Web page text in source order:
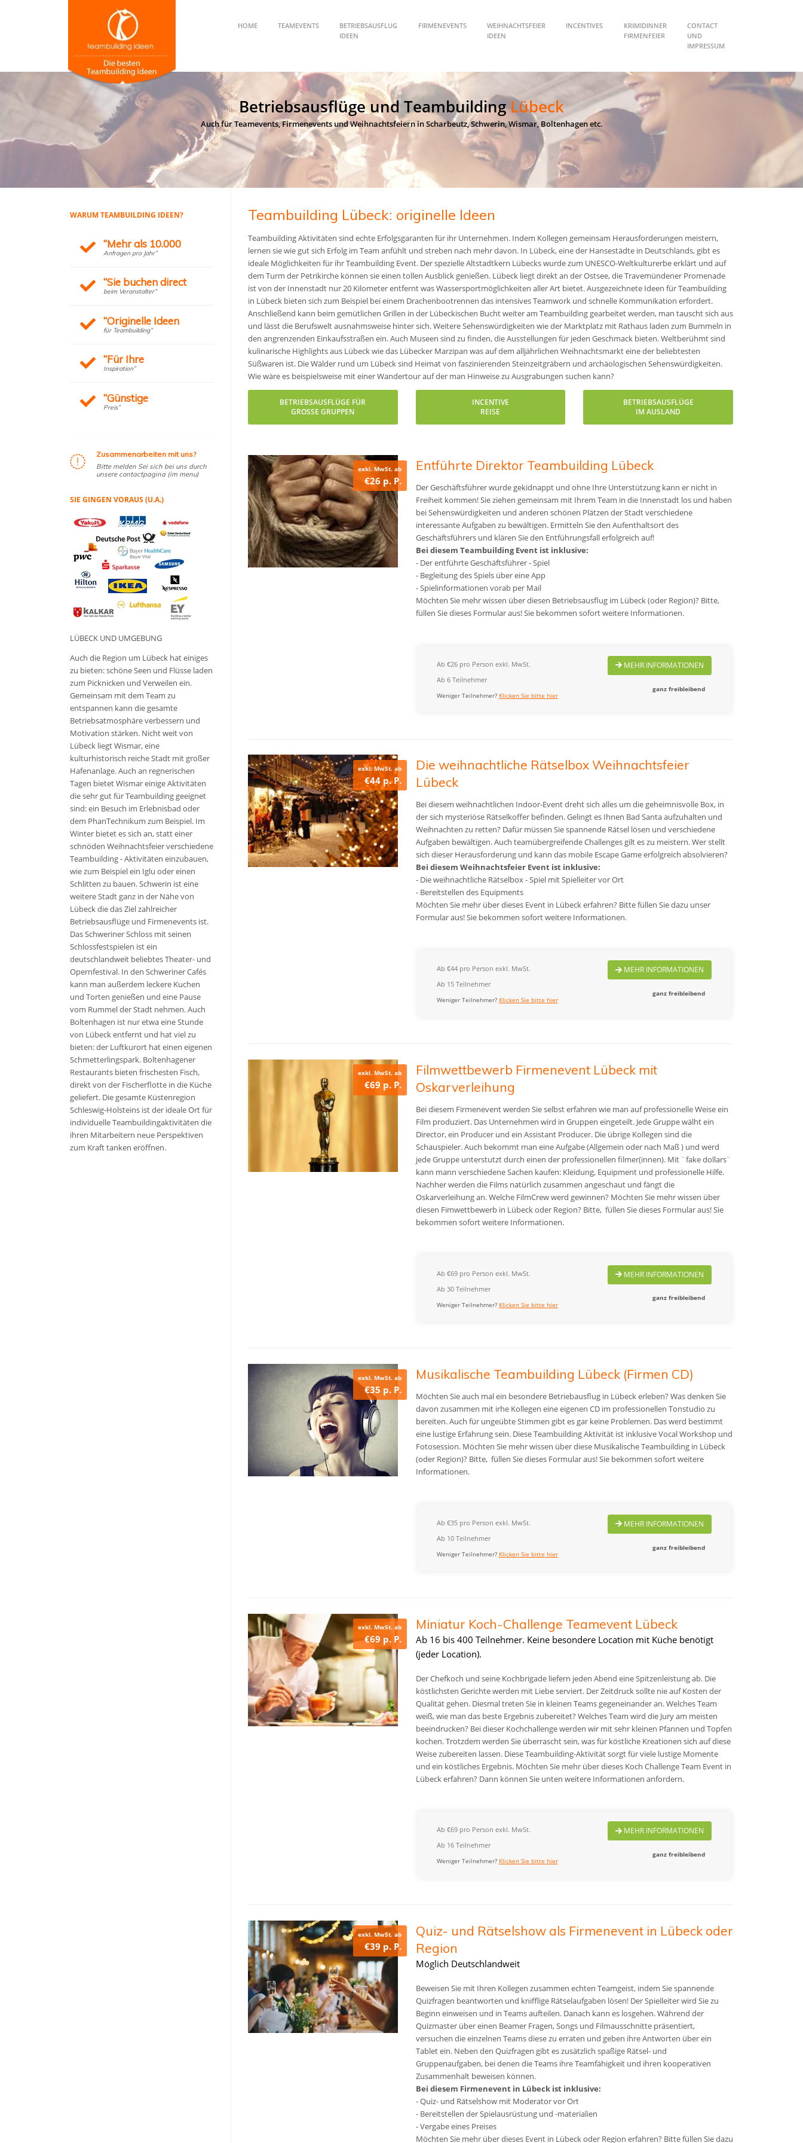
HOME TEAMEVENTS
BETRIEBSAUSFLUG
IDEEN
FIRMENEVENTS
WEIHNACHTSFEIER
IDEEN
INCENTIVES
KRIMIDINNER
FIRMENFEIER
CONTACT
UND
IMPRESSUM
Betriebsausflüge und TeambuildingLübeck
Auch für Teamevents, Firmenevents und Weihnachtsfeiern in Scharbeutz, Schwerin, Wismar, Boltenhagen etc.
Teambuilding Lübeck: originelle Ideen
Teambuilding Aktivitäten sind echte Erfolgsgaranten für ihr Unternehmen. Indem Kollegen gemeinsam Herausforderungen meistern,
lernen sie wie gut sich Erfolg im Team anfühlt und streben nach mehr davon. In Lübeck, eine der Hansestädte in Deutschlands, gibt es
ideale Möglichkeiten für ihr Teambuilding Event. Der spezielle Altstadtkern Lübecks wurde zum UNESCO-Weltkulturerbe erklärt und auf
dem Turm der Petrikirche können sie einen tollen Ausblick genießen. Lübeck liegt direkt an der Ostsee, die Travemündener Promenade
ist von der Innenstadt nur 20 Kilometer entfernt was Wassersportmöglichkeiten aller Art bietet. Ausgezeichnete Ideen für Teambuilding
in Lübeck bieten sich zum Beispiel bei einem Drachenbootrennen das intensives Teamwork und schnelle Kommunikation erfordert.
Anschließend kann beim gemütlichen Grillen in der Lübeckischen Bucht weiter am Teambuilding gearbeitet werden, man tauscht sich aus
und lässt die Berufswelt ausnahmsweise hinter sich. Weitere Sehenswürdigkeiten wie der Marktplatz mit Rathaus laden zum Bummeln in
den angrenzenden Einkaufsstraßen ein. Auch Museen sind zu finden, die Ausstellungen für jeden Geschmack bieten. Weltberühmt sind
kulinarische Highlights aus Lübeck wie das Lübecker Marzipan was auf dem alljährlichen Weihnachtsmarkt eine der beliebtesten
Süßwaren ist. Die Wälder rund um Lübeck sind Heimat von faszinierenden Steinzeitgräbern und archäologischen Sehenswürdigkeiten.
Wie wäre es beispielsweise mit einer Wandertour auf der man Hinweise zu Ausgrabungen suchen kann?
BETRIEBSAUSFLÜGE FÜR
GROSSE GRUPPEN
INCENTIVE
REISE
BETRIEBSAUSFLÜGE
IM AUSLAND
exkl. MwSt. ab
€26 p. P.
Entführte Direktor Teambuilding Lübeck
Der Geschäftsführer wurde gekidnappt und ohne Ihre Unterstützung kann er nicht in
Freiheit kommen! Sie ziehen gemeinsam mit Ihrem Team in die Innenstadt los und haben
bei Sehenswürdigkeiten und anderen schönen Plätzen der Stadt verschiedene
interessante Aufgaben zu bewältigen. Ermitteln Sie den Aufenthaltsort des
Geschäftsführers und klären Sie den Entführungsfall erfolgreich auf!
Bei diesem Teambuilding Event ist inklusive:
- Der entführte Geschäftsführer - Spiel
- Begleitung des Spiels über eine App
- Spielinformationen vorab per Mail
Möchten Sie mehr wissen über diesen Betriebsausflug im Lübeck (oder Region)? Bitte,
füllen Sie dieses Formular aus! Sie bekommen sofort weitere Informationen.
Ab €26 pro Person exkl. MwSt.
Ab 6 Teilnehmer
Weniger Teilnehmer? Klicken Sie bitte hier
MEHR INFORMATIONEN
ganz freibleibend
exkl. MwSt. ab
€44 p. P.
Die weihnachtliche Rätselbox Weihnachtsfeier
Lübeck
Bei diesem weihnachtlichen Indoor-Event dreht sich alles um die geheimnisvolle Box, in
der sich mysteriöse Rätselkoffer befinden. Gelingt es Ihnen Bad Santa aufzuhalten und
Weihnachten zu retten? Dafür müssen Sie spannende Rätsel lösen und verschiedene
Aufgaben bewältigen. Auch teamübergreifende Challenges gilt es zu meistern. Wer stellt
sich dieser Herausforderung und kann das mobile Escape Game erfolgreich absolvieren?
Bei diesem Weihnachtsfeier Event ist inklusive:
- Die weihnachtliche Rätselbox - Spiel mit Spielleiter vor Ort
- Bereitstellen des Equipments
Möchten Sie mehr über dieses Event in Lübeck erfahren? Bitte füllen Sie dazu unser
Formular aus! Sie bekommen sofort weitere Informationen.
Ab €44 pro Person exkl. MwSt.
Ab 15 Teilnehmer
Weniger Teilnehmer? Klicken Sie bitte hier
MEHR INFORMATIONEN
ganz freibleibend
exkl. MwSt. ab
€69 p. P.
Filmwettbewerb Firmenevent Lübeck mit
Oskarverleihung
Bei diesem Firmenevent werden Sie selbst erfahren wie man auf professionelle Weise ein
Film produziert. Das Unternehmen wird in Gruppen eingeteilt. Jede Gruppe wälht ein
Director, ein Producer und ein Assistant Producer. Die übrige Kollegen sind die
Schauspieler. Auch bekommt man eine Aufgabe (Allgemein oder nach Maß ) und werd
jede Gruppe unterstutzt durch einen der professionellen filmer(innen). Mit ¨fake dollars¨
kann mann verschiedene Sachen kaufen: Kleidung, Equipment und professionelle Hilfe.
Nachher werden die Films natürlich zusammen angeschaut und fängt die
Oskarverleihung an. Welche FilmCrew werd gewinnen? Möchten Sie mehr wissen über
diesen Fimwettbewerb in Lübeck oder Region? Bitte, füllen Sie dieses Formular aus! Sie
bekommen sofort weitere Informationen.
Ab €69 pro Person exkl. MwSt.
Ab 30 Teilnehmer
Weniger Teilnehmer? Klicken Sie bitte hier
MEHR INFORMATIONEN
ganz freibleibend
exkl. MwSt. ab
€35 p. P.
Musikalische Teambuilding Lübeck (Firmen CD)
Möchten Sie auch mal ein besondere Betriebausflug in Lübeck erleben? Was denken Sie
davon zusammen mit irhe Kollegen eineeigenen CD im professionellen Tonstudio zu
bereiten. Auch für ungeübte Stimmen gibt es gar keine Problemen. Das werd bestimmt
eine lustige Erfahrung sein. Diese Teambuilding Aktivität ist inklusive Vocal Workshop und
Fotosession. Möchten Sie mehr wissen über diese Musikalische Teambuilding in Lübeck
(oder Region)? Bitte, füllen Sie dieses Formular aus! Sie bekommen sofort weitere
Informationen.
Ab €35 pro Person exkl. MwSt.
Ab 10 Teilnehmer
Weniger Teilnehmer? Klicken Sie bitte hier
MEHR INFORMATIONEN
ganz freibleibend
exkl. MwSt. ab
€69 p. P.
Miniatur Koch-Challenge Teamevent Lübeck
Ab 16 bis 400 Teilnehmer. Keine besondere Location mit Küche benötigt
(jeder Location).
Der Chefkoch und seine Kochbrigade liefern jeden Abend eine Spitzenleistung ab. Die
köstlichsten Gerichte werden mit Liebe serviert. Der Zeitdruck sollte nie auf Kosten der
Qualität gehen. Diesmal treten Sie in kleinen Teams gegeneinander an. Welches Team
weiß, wie man das beste Ergebnis zubereitet? Welches Team wird die Jury am meisten
beeindrucken? Bei dieser Kochchallenge werden wir mit sehr kleinen Pfannen und Topfen
kochen. Trotzdem werden Sie überrascht sein, was für köstliche Kreationen sich auf diese
Weise zubereiten lassen. Diese Teambuilding-Aktivität sorgt für viele lustige Momente
und ein köstliches Ergebnis. Möchten Sie mehr über dieses Koch Challenge Team Event in
Lübeck erfahren? Dann können Sie unten weitere Informationen anfordern.
Ab €69 pro Person exkl. MwSt.
Ab 16 Teilnehmer
Weniger Teilnehmer? Klicken Sie bitte hier
MEHR INFORMATIONEN
ganz freibleibend
exkl. MwSt. ab
€39 p. P.
Quiz- und Rätselshow als Firmenevent in Lübeck oder
Region
Möglich Deutschlandweit
Beweisen Sie mit Ihren Kollegen zusammen echten Teamgeist, indem Sie spannende
Quizfragen beantworten und knifflige Rätselaufgaben lösen! Der Spielleiter wird Sie zu
Beginn einweisen und in Teams aufteilen. Danach kann es losgehen. Während der
Quizmaster über einen Beamer Fragen, Songs und Filmausschnitte präsentiert,
versuchen die einzelnen Teams diese zu erraten und geben ihre Antworten über ein
Tablet ein. Neben den Quizfragen gibt es zusätzlich spaßige Rätsel- und
Gruppenaufgaben, bei denen die Teams ihre Teamfähigkeit und ihren kooperativen
Zusammenhalt beweisen können.
Bei diesem Firmenevent in Lübeck ist inklusive:
- Quiz- und Rätselshow mit Moderator vor Ort
- Bereitstellen der Spielausrüstung und -materialien
- Vergabe eines Preises
Möchten Sie mehr über dieses Event in Lübeck oder Region erfahren? Bitte füllen Sie dazu
WARUM TEAMBUILDING IDEEN?
“Mehr als 10.000
Anfragen pro Jahr”
“Sie buchen direct
beim Veranstalter”
“Originelle Ideen
für Teambuilding”
“Für Ihre
Inspiration”
“Günstige
Preis”
Zusammenarbeiten mit uns?
Bitte melden Sei sich bei uns durch
unsere contactpagina (im menu)
SIE GINGEN VORAUS (U.A.)
LÜBECK UND UMGEBUNG
Auch die Region um Lübeck hat einiges
zu bieten: schöne Seen und Flüsse laden
zum Picknicken und Verweilen ein.
Gemeinsam mit dem Team zu
entspannen kann die gesamte
Betriebsatmosphäre verbessern und
Motivation stärken. Nicht weit von
Lübeck liegt Wismar, eine
kulturhistorisch reiche Stadt mit großer
Hafenanlage. Auch an regnerischen
Tagen bietet Wismar einige Aktivitäten
die sehr gut für Teambuilding geeignet
sind: ein Besuch im Erlebnisbad oder
dem PhanTechnikum zum Beispiel. Im
Winter bietet es sich an, statt einer
schnöden Weihnachtsfeier verschiedene
Teambuilding - Aktivitäten einzubauen,
wie zum Beispiel ein Iglu oder einen
Schlitten zu bauen. Schwerin ist eine
weitere Stadt ganz in der Nähe von
Lübeck die das Ziel zahlreicher
Betriebsausflüge und Firmenevents ist.
Das Schweriner Schloss mit seinen
Schlossfestspielen ist ein
deutschlandweit beliebtes Theater- und
Opernfestival. In den Schweriner Cafés
kann man außerdem leckere Kuchen
und Torten genießen und eine Pause
vom Rummel der Stadt nehmen. Auch
Boltenhagen ist nur etwa eine Stunde
von Lübeck entfernt und hat viel zu
bieten: der Luftkurort hat einen eigenen
Schmetterlingspark. Boltenhagener
Restaurants bieten frischesten Fisch,
direkt von der Fischerflotte in die Küche
geliefert. Die gesamte Küstenregion
Schleswig-Holsteins ist der ideale Ort für
individuelle Teambuildingaktivitäten die
ihren Mitarbeitern neue Perspektiven
zum Kraft tanken eröffnen.